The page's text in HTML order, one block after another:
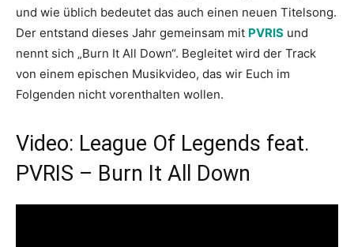
und wie üblich bedeutet das auch einen neuen Titelsong.
Der entstand dieses Jahr gemeinsam mit PVRIS und
nennt sich „Burn It All Down“. Begleitet wird der Track
von einem epischen Musikvideo, das wir Euch im
Folgenden nicht vorenthalten wollen.
Video: League Of Legends feat.
PVRIS – Burn It All Down